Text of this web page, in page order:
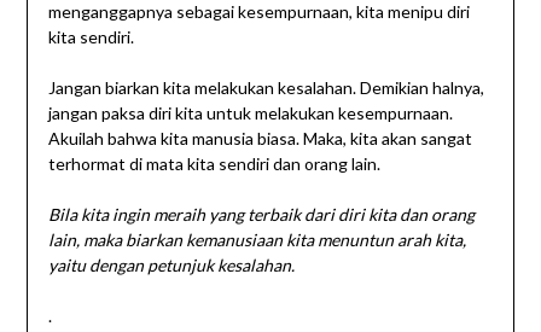
menganggapnya sebagai kesempurnaan, kita menipu diri
kita sendiri.
Jangan biarkan kita melakukan kesalahan. Demikian halnya,
jangan paksa diri kita untuk melakukan kesempurnaan.
Akuilah bahwa kita manusia biasa. Maka, kita akan sangat
terhormat di mata kita sendiri dan orang lain.
Bila kita ingin meraih yang terbaik dari diri kita dan orang
lain, maka biarkan kemanusiaan kita menuntun arah kita,
yaitu dengan petunjuk kesalahan.
.